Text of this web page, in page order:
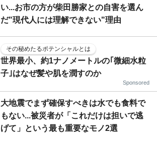
い...お市の方が柴田勝家との自害を選ん
だ"現代人には理解できない"理由
その秘めたるポテンシャルとは
世界最小、約1ナノメートルの｢微細水粒
子｣はなぜ髪や肌を潤すのか
Sponsored
大地震でまず確保すべきは水でも食料で
もない...被災者が「これだけは担いで逃
げて」という最も重要なモノ2選